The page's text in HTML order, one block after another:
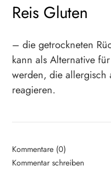
Reis Gluten
– die getrockneten
kann als Alternative
werden, die allergisch
reagieren.
Kommentare (0)
Kommentar schreiben